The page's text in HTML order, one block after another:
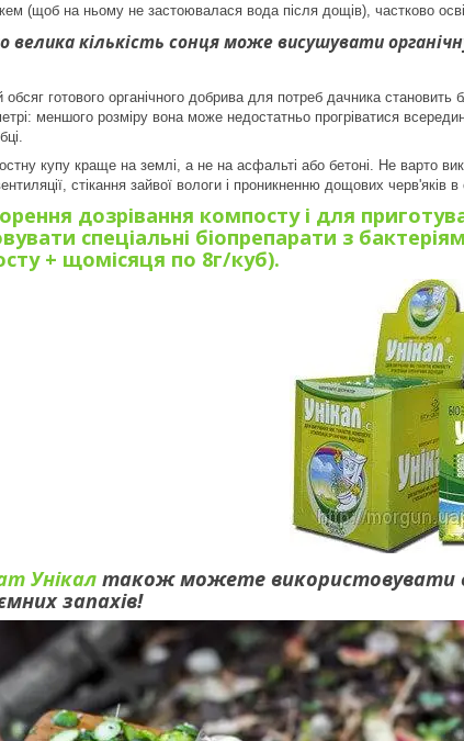
(щоб на ньому не застоювалася вода після дощів), частково
велика кількість сонця може висушувати
готового органічного добрива для потреб дачника становить
меншого розміру вона може недостатньо прогріватися
купу краще на землі, а не на асфальті або бетоні. Не варто
стікання зайвої вологи і проникненню дощових черв'яків в
дозрівання компосту і для
спеціальні біопрепарати з
+ щомісяця по 8г/куб).
Унікал також можете використовувати
запахів!